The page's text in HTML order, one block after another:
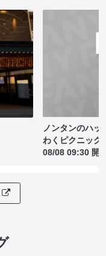
ノンタンのハッ
わくピクニック
08/08 09:30 開